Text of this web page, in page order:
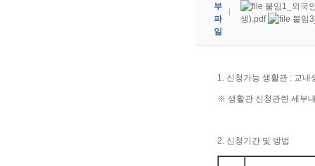
부
파
일
붙임1_외국
생).pdf
붙임
1. 신청가능 생활관 : 교내
※ 생활관 신청관련 세부
2. 신청기간 및 방법